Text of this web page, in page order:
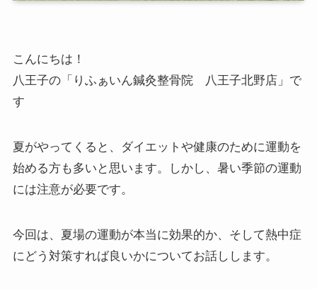
こんにちは！
八王子の「りふぁいん鍼灸整骨院 八王子北野店」で
す
夏がやってくると、ダイエットや健康のために運動を
始める方も多いと思います。しかし、暑い季節の運動
には注意が必要です。
今回は、夏場の運動が本当に効果的か、そして熱中症
にどう対策すれば良いかについてお話しします。